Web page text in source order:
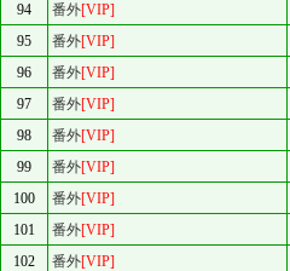
94 番外[VIP]
95
番外[VIP]
96
番外[VIP]
97
番外[VIP]
98
番外[VIP]
99
番外[VIP]
100
番外[VIP]
101
番外[VIP]
102
番外[VIP]